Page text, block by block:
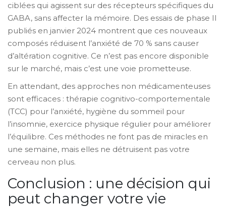
ciblées qui agissent sur des récepteurs spécifiques du
GABA, sans affecter la mémoire. Des essais de phase II
publiés en janvier 2024 montrent que ces nouveaux
composés réduisent l’anxiété de 70 % sans causer
d’altération cognitive. Ce n’est pas encore disponible
sur le marché, mais c’est une voie prometteuse.
En attendant, des approches non médicamenteuses
sont efficaces : thérapie cognitivo-comportementale
(TCC) pour l’anxiété, hygiène du sommeil pour
l’insomnie, exercice physique régulier pour améliorer
l’équilibre. Ces méthodes ne font pas de miracles en
une semaine, mais elles ne détruisent pas votre
cerveau non plus.
Conclusion : une décision qui
peut changer votre vie